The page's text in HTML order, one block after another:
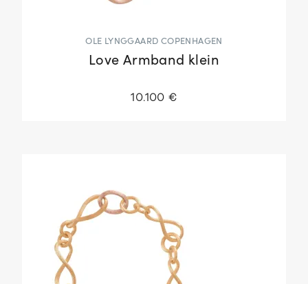
OLE LYNGGAARD COPENHAGEN
Love Armband klein
10.100 €